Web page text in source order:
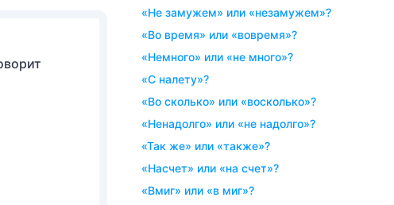
«не замужем» или «незамужем»?
«во время» или «вовремя»?
«немного» или «не много»?
«с налету»?
«во сколько» или «восколько»?
«ненадолго» или «не надолго»?
«так же» или «также»?
«насчет» или «на счет»?
«вмиг» или «в миг»?